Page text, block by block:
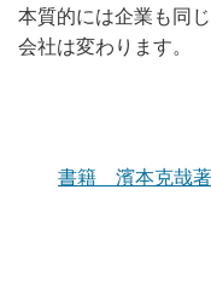
本質的には企業も同
会社は変わります。
書籍 濱本克哉